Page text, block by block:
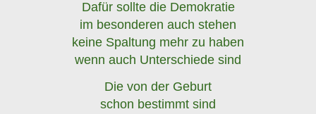
Dafür sollte die Demokratie
im besonderen auch stehen
keine Spaltung mehr zu haben
wenn auch Unterschiede sind
Die von der Geburt
schon bestimmt sind